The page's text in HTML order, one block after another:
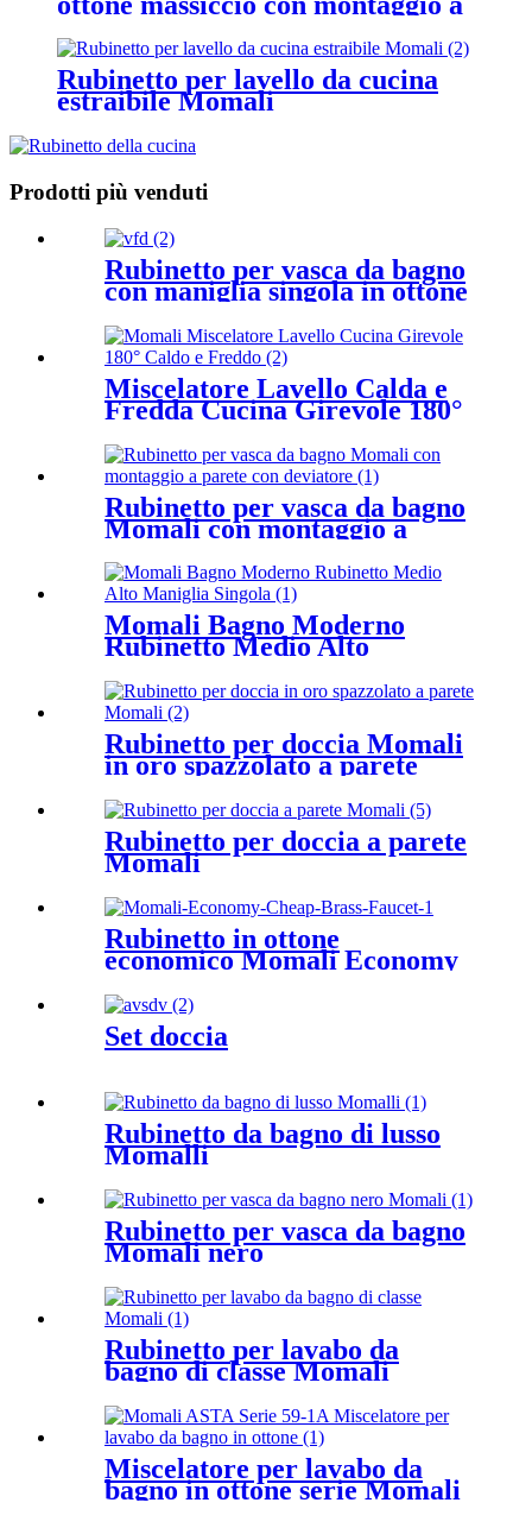
Rubinetto per lavello da cucina
estraibile Momali
Prodotti più venduti
Rubinetto per vasca da bagno
con maniglia singola in ottone
massiccio senza piombo
Momali
Miscelatore Lavello Calda e
Fredda Cucina Girevole 180°
Rubinetto per vasca da bagno
Momali con montaggio a
parete con deviatore
Momali Bagno Moderno
Rubinetto Medio Alto
Rubinetto per doccia Momali
in oro spazzolato a parete
Rubinetto per doccia a parete
Momali
Rubinetto in ottone
economico Momali Economy
Set doccia
Rubinetto da bagno di lusso
Momalli
Rubinetto per vasca da bagno
Momali nero
Rubinetto per lavabo da
bagno di classe Momali
Miscelatore per lavabo da
bagno in ottone serie Momali
ASTA 59-1A